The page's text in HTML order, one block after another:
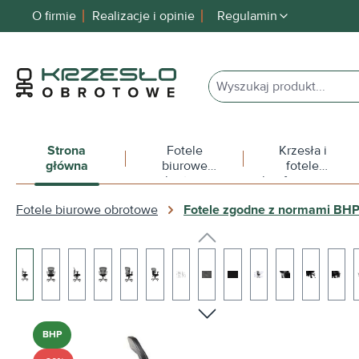
Przejdź do głównej nawigacji
O firmie Realizacje i opinie Regulamin
Strona
główna
Fotele
biurowe
obrotowe
Krzesła i
fotele
konferencyjne
Fotele biurowe obrotowe
Fotele zgodne z normami BHP
BHP